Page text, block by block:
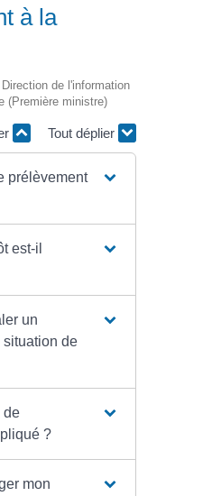
à la
de l'information
(Première ministre)
Tout déplier
prélèvement
est-il
un
de
de
?
mon